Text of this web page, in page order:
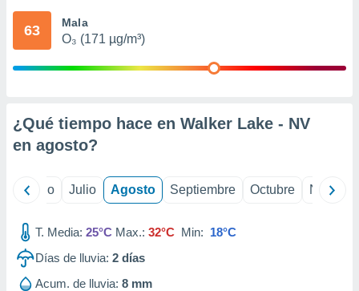
e
publicidad
1199
63 Mala
O₃ (171 µg/m³)
¿Qué tiempo hace en Walker Lake - NV
en agosto?
Junio Julio Agosto Septiembre Octubre
T. Media: 25°C Max.: 32°C Min: 18°C
Días de lluvia: 2 días
Acum. de lluvia: 8 mm